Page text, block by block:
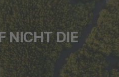
NICHT DIE